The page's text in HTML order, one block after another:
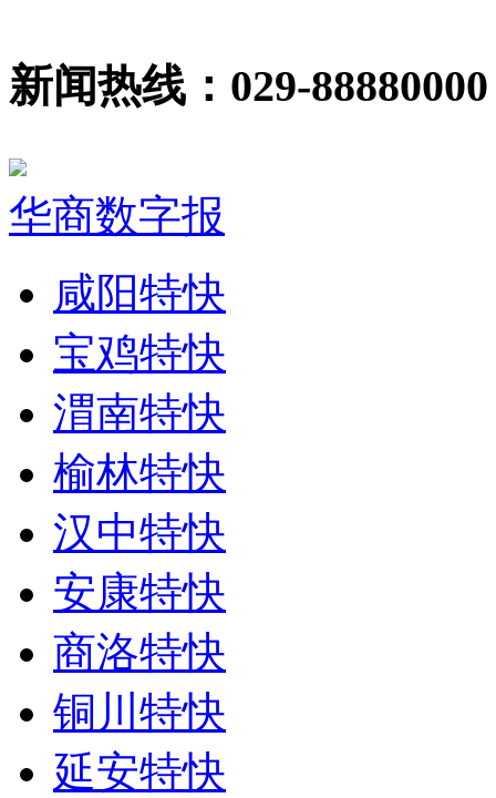
新闻热线：029-88880000
华商数字报
咸阳特快
宝鸡特快
渭南特快
榆林特快
汉中特快
安康特快
商洛特快
铜川特快
延安特快